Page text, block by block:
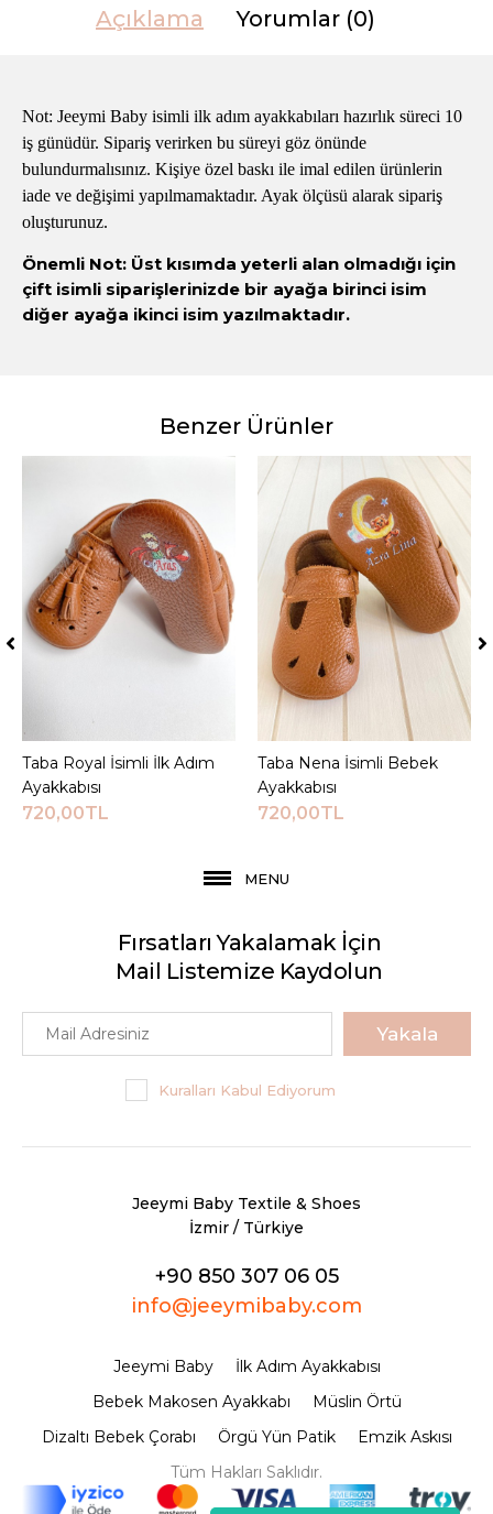
Açıklama Yorumlar (0)
Not: Jeeymi Baby isimli ilk adım ayakkabıları hazırlık süreci 10
iş günüdür. Sipariş verirken bu süreyi göz önünde
bulundurmalısınız. Kişiye özel baskı ile imal edilen ürünlerin
iade ve değişimi yapılmamaktadır. Ayak ölçüsü alarak sipariş
oluşturunuz.
Önemli Not: Üst kısımda yeterli alan olmadığı için
çift isimli siparişlerinizde bir ayağa birinci isim
diğer ayağa ikinci isim yazılmaktadır.
Benzer Ürünler
Sepete Ekle
Taba Royal İsimli İlk Adım
Ayakkabısı
720,00TL
Sepete Ekle
Taba Nena İsimli Bebek
Ayakkabısı
720,00TL
MENU
Fırsatları Yakalamak İçin
Mail Listemize Kaydolun
Yakala
Kuralları Kabul Ediyorum
Jeeymi Baby Textile & Shoes
İzmir / Türkiye
+90 850 307 06 05
info@jeeymibaby.com
Jeeymi Baby
İlk Adım Ayakkabısı
Bebek Makosen Ayakkabı
Müslin Örtü
Dizaltı Bebek Çorabı
Örgü Yün Patik
Emzik Askısı
Tüm Hakları Saklıdır.